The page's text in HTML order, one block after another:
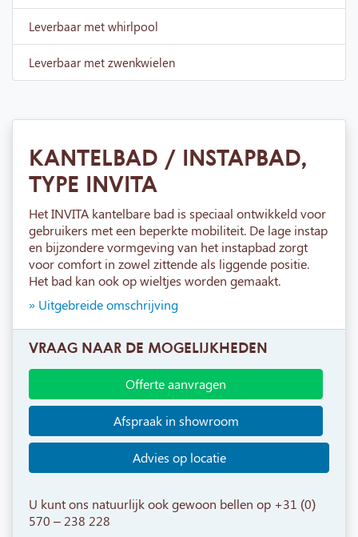
Leverbaar met whirlpool
Leverbaar met zwenkwielen
KANTELBAD / INSTAPBAD,
TYPE INVITA
Het INVITA kantelbare bad is speciaal ontwikkeld voor
gebruikers met een beperkte mobiliteit. De lage instap
en bijzondere vormgeving van het instapbad zorgt
voor comfort in zowel zittende als liggende positie.
Het bad kan ook op wieltjes worden gemaakt.
» Uitgebreide omschrijving
VRAAG NAAR DE MOGELIJKHEDEN
Offerte aanvragen
Afspraak in showroom
Advies op locatie
U kunt ons natuurlijk ook gewoon bellen op +31 (0)
570 – 238 228